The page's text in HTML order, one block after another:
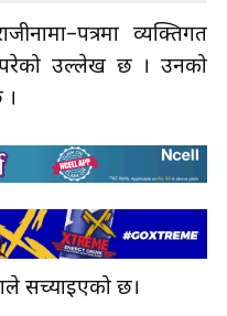
व्यक्तिगत
उल्लेख छ । उनको
सच्याइएको छ।